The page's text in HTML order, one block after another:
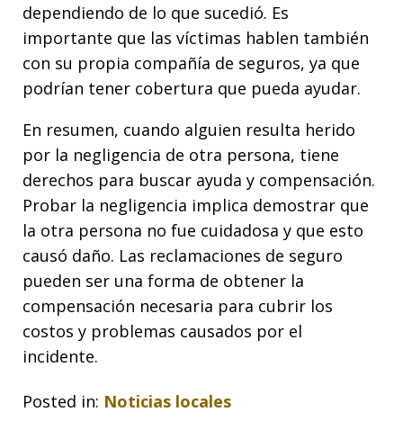
dependiendo de lo que sucedió. Es
importante que las víctimas hablen también
con su propia compañía de seguros, ya que
podrían tener cobertura que pueda ayudar.
En resumen, cuando alguien resulta herido
por la negligencia de otra persona, tiene
derechos para buscar ayuda y compensación.
Probar la negligencia implica demostrar que
la otra persona no fue cuidadosa y que esto
causó daño. Las reclamaciones de seguro
pueden ser una forma de obtener la
compensación necesaria para cubrir los
costos y problemas causados por el
incidente.
Posted in: Noticias locales